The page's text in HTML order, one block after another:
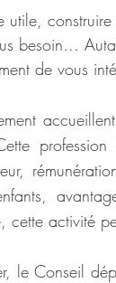
utile,
besoin…
de vous
cette activité
le Conseil